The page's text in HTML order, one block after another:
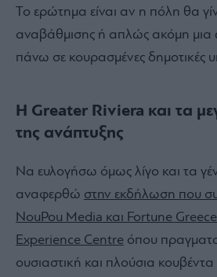
Το ερώτημα είναι αν η πόλη θα
αναβάθμισης ή απλώς ακόμη μια
πάνω σε κουρασμένες δημοτικές
Η Greater Riviera και τα
της ανάπτυξης
Να ευλογήσω όμως λίγο και τα
αναφερθώ στην εκδήλωση που
NouPou Media και Fortune
Experience Centre όπου
ουσιαστική και πλούσια